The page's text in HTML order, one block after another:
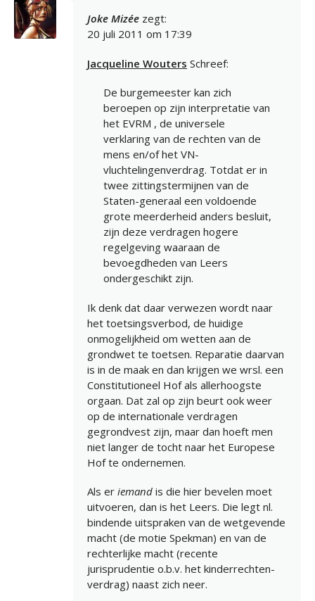
Joke Mizée zegt:
20 juli 2011 om 17:39
Jacqueline Wouters Schreef:
De burgemeester kan zich
beroepen op zijn interpretatie van
het EVRM , de universele
verklaring van de rechten van de
mens en/of het VN-
vluchtelingenverdrag. Totdat er in
twee zittingstermijnen van de
Staten-generaal een voldoende
grote meerderheid anders besluit,
zijn deze verdragen hogere
regelgeving waaraan de
bevoegdheden van Leers
ondergeschikt zijn.
Ik denk dat daar verwezen wordt naar
het toetsingsverbod, de huidige
onmogelijkheid om wetten aan de
grondwet te toetsen. Reparatie daarvan
is in de maak en dan krijgen we wrsl. een
Constitutioneel Hof als allerhoogste
orgaan. Dat zal op zijn beurt ook weer
op de internationale verdragen
gegrondvest zijn, maar dan hoeft men
niet langer de tocht naar het Europese
Hof te ondernemen.
Als er iemand is die hier bevelen moet
uitvoeren, dan is het Leers. Die legt nl.
bindende uitspraken van de wetgevende
macht (de motie Spekman) en van de
rechterlijke macht (recente
jurisprudentie o.b.v. het kinderrechten-
verdrag) naast zich neer.